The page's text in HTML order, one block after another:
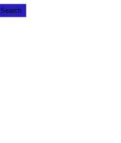
Search